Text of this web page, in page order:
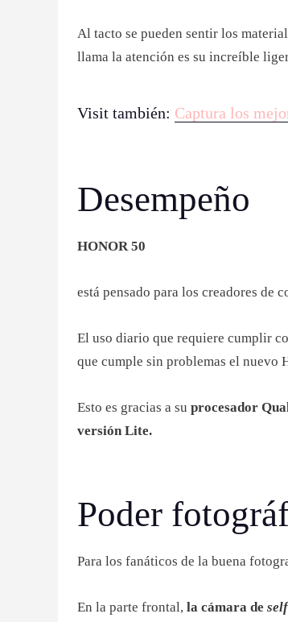
Al tacto se pueden sentir los
llama la atención es su increíble
Visit también: Captura los
Desempeño
HONOR 50
está pensado para los creadores de
El uso diario que requiere cumplir
que cumple sin problemas el nuevo
Esto es gracias a su procesador
versión Lite.
Poder
Para los fanáticos de la buena
En la parte frontal, la cámara de